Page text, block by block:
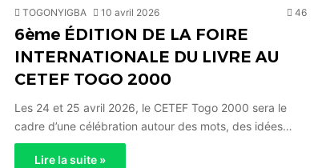
TOGONYIGBA 10 avril 2026 46
6ème ÉDITION DE LA FOIRE
INTERNATIONALE DU LIVRE AU
CETEF TOGO 2000
Les 24 et 25 avril 2026, le CETEF Togo 2000 sera le
cadre d’une célébration autour des mots, des idées…
Lire la suite »